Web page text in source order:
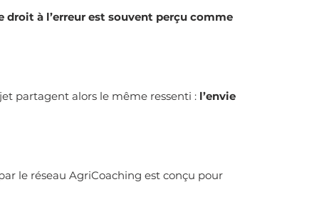
droit à l’erreur est souvent perçu comme
partagent alors le même ressenti : l’envie
le réseau AgriCoaching est conçu pour